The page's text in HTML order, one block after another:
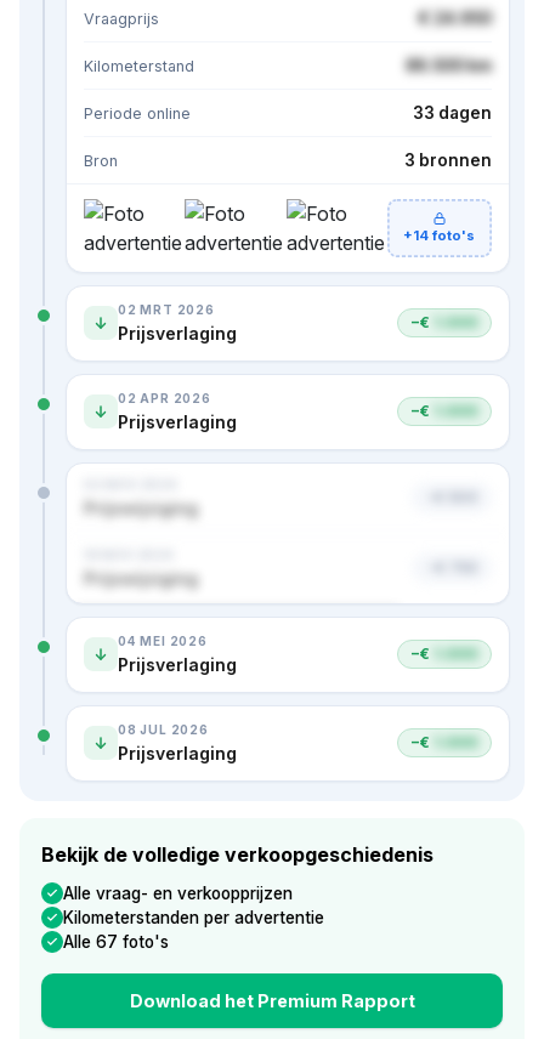
Vraagprijs € 24.950
Kilometerstand 86.500 km
Periode online 33 dagen
Bron 3 bronnen
+14 foto's
02 MRT 2026
Prijsverlaging −€
02 APR 2026
Prijsverlaging −€
Prijswijziging
Prijswijziging
Nog 1 prijs verborgen · bekijk in premium
04 MEI 2026
Prijsverlaging −€
08 JUL 2026
Prijsverlaging −€
Bekijk de volledige verkoopgeschiedenis
Alle vraag- en verkoopprijzen
Kilometerstanden per advertentie
Alle 67 foto's
Download het Premium Rapport